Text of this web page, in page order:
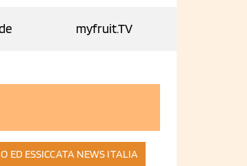
myfruit.TV
ED ESSICCATA NEWS ITALIA